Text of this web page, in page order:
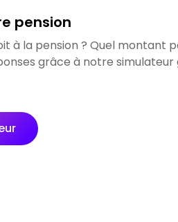
pension
à la pension ? Quel montant
grâce à notre